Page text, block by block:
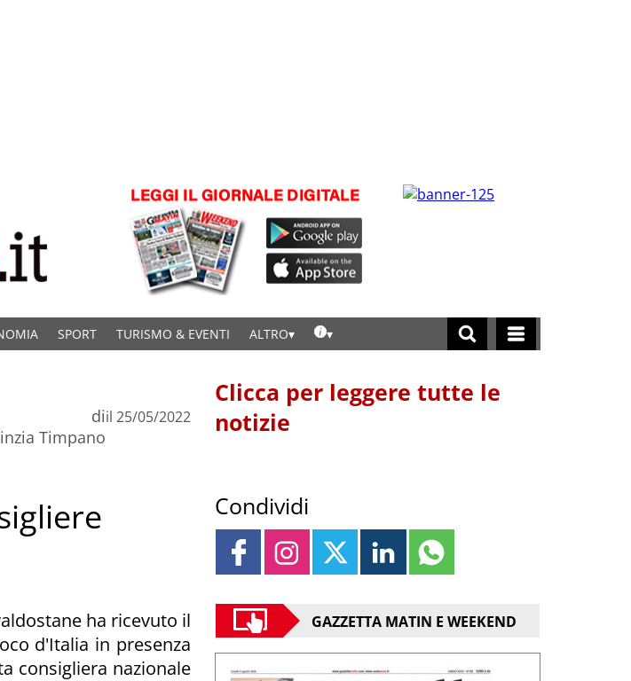
SPORT TURISMO & EVENTI ALTRO
di
Timpano
il 25/05/2022
ha ricevuto il
d'Italia in presenza
consigliera nazionale
Clicca per leggere tutte le
notizie
Condividi
GAZZETTA MATIN E WEEKEND